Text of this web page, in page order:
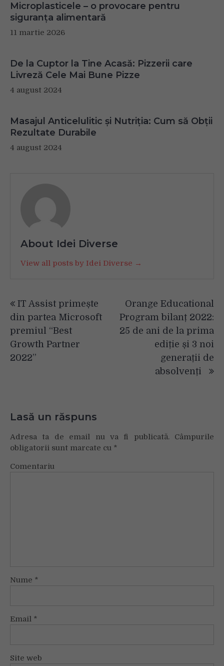
Microplasticele – o provocare pentru
siguranța alimentară
11 martie 2026
De la Cuptor la Tine Acasă: Pizzerii care
Livreză Cele Mai Bune Pizze
4 august 2024
Masajul Anticelulitic și Nutriția: Cum să Obții
Rezultate Durabile
4 august 2024
About Idei Diverse
View all posts by Idei Diverse →
în
articole
IT Assist primește
din partea Microsoft
premiul “Best
Growth Partner
2022”
Orange Educational
Program bilanț 2022:
25 de ani de la prima
ediție și 3 noi
generații de
absolvenți
Lasă un răspuns
Adresa ta de email nu va fi publicată. Câmpurile
obligatorii sunt marcate cu *
Comentariu
Nume *
Email *
Site web